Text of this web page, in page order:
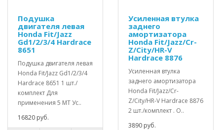
Подушка
двигателя левая
Honda Fit/Jazz
Gd1/2/3/4 Hardrace
8651
Подушка двигателя левая
Honda Fit/Jazz Gd1/2/3/4
Hardrace 8651 1 шт./
комплект Для
применения 5 МТ Ус..
16820 руб.
Усиленная втулка
заднего
амортизатора
Honda Fit/Jazz/Cr-
Z/City/HR-V
Hardrace 8876
Усиленная втулка
заднего амортизатора
Honda Fit/Jazz/Cr-
Z/City/HR-V Hardrace 8876
2 шт./комплект . О..
3890 руб.